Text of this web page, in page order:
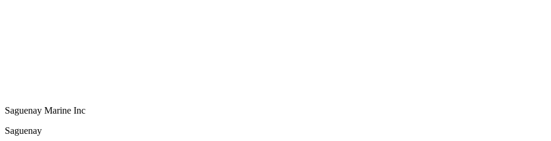
Saguenay Marine Inc
Saguenay